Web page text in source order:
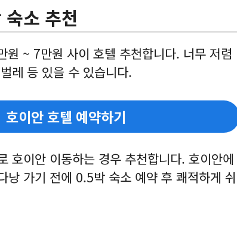
소 추천
원 ~ 7만원 사이 호텔 추천합니다. 너무 저렴
레 등 있을 수 있습니다.
호이안 호텔 예약하기
호이안 이동하는 경우 추천합니다. 호이안에
낭 가기 전에 0.5박 숙소 예약 후 쾌적하게 쉬